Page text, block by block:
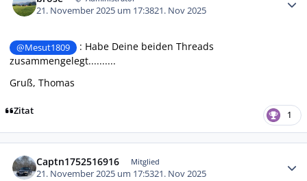
21. November 2025 um 17:3821. Nov 2025
@Mesut1809
: Habe Deine beiden Threads
zusammengelegt..........
Gruß, Thomas
Zitat 1
Captn1752516916 Mitglied
21. November 2025 um 17:5321. Nov 2025